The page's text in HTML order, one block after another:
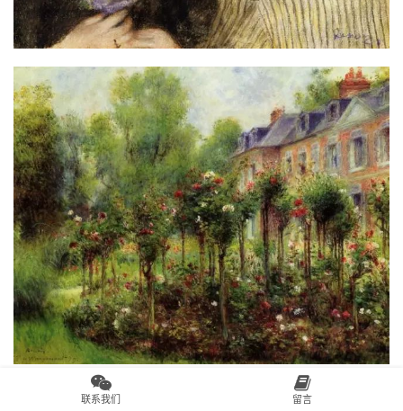
联系我们 留言